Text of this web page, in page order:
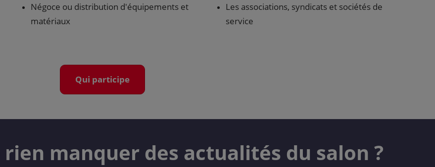
Négoce ou distribution d'équipements et
matériaux
Qui participe
Les associations, syndicats et sociétés de
service
manquer des actualités du salon ?